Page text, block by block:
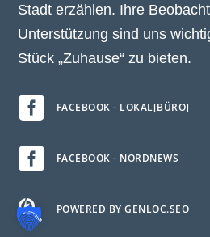
Stadt erzählen. Ihre
Unterstützung sind uns
Stück „Zuhause“ zu bieten.
 FACEBOOK - LOKAL[BÜRO]
 FACEBOOK - NORDNEWS
 POWERED BY GENLOC.SEO